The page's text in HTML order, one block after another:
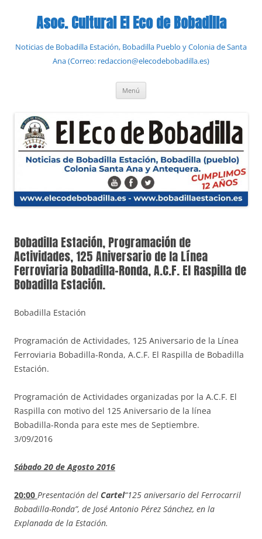
contenidoAsoc. Cultural El Eco de Bobadilla
Noticias de Bobadilla Estación, Bobadilla Pueblo y Colonia de Santa
Ana (Correo: redaccion@elecodebobadilla.es)
Menú
Bobadilla Estación, Programación de
Actividades, 125 Aniversario de la Línea
Ferroviaria Bobadilla-Ronda, A.C.F. El Raspilla de
Bobadilla Estación.
Bobadilla Estación
Programación de Actividades, 125 Aniversario de la Línea
Ferroviaria Bobadilla-Ronda, A.C.F. El Raspilla de Bobadilla
Estación.
Programación de Actividades organizadas por la A.C.F. El
Raspilla con motivo del 125 Aniversario de la línea
Bobadilla-Ronda para este mes de Septiembre.
3/09/2016
Sábado 20 de Agosto 2016
20:00 Presentación del Cartel“125 aniversario del Ferrocarril
Bobadilla-Ronda”, de José Antonio Pérez Sánchez, en la
Explanada de la Estación.